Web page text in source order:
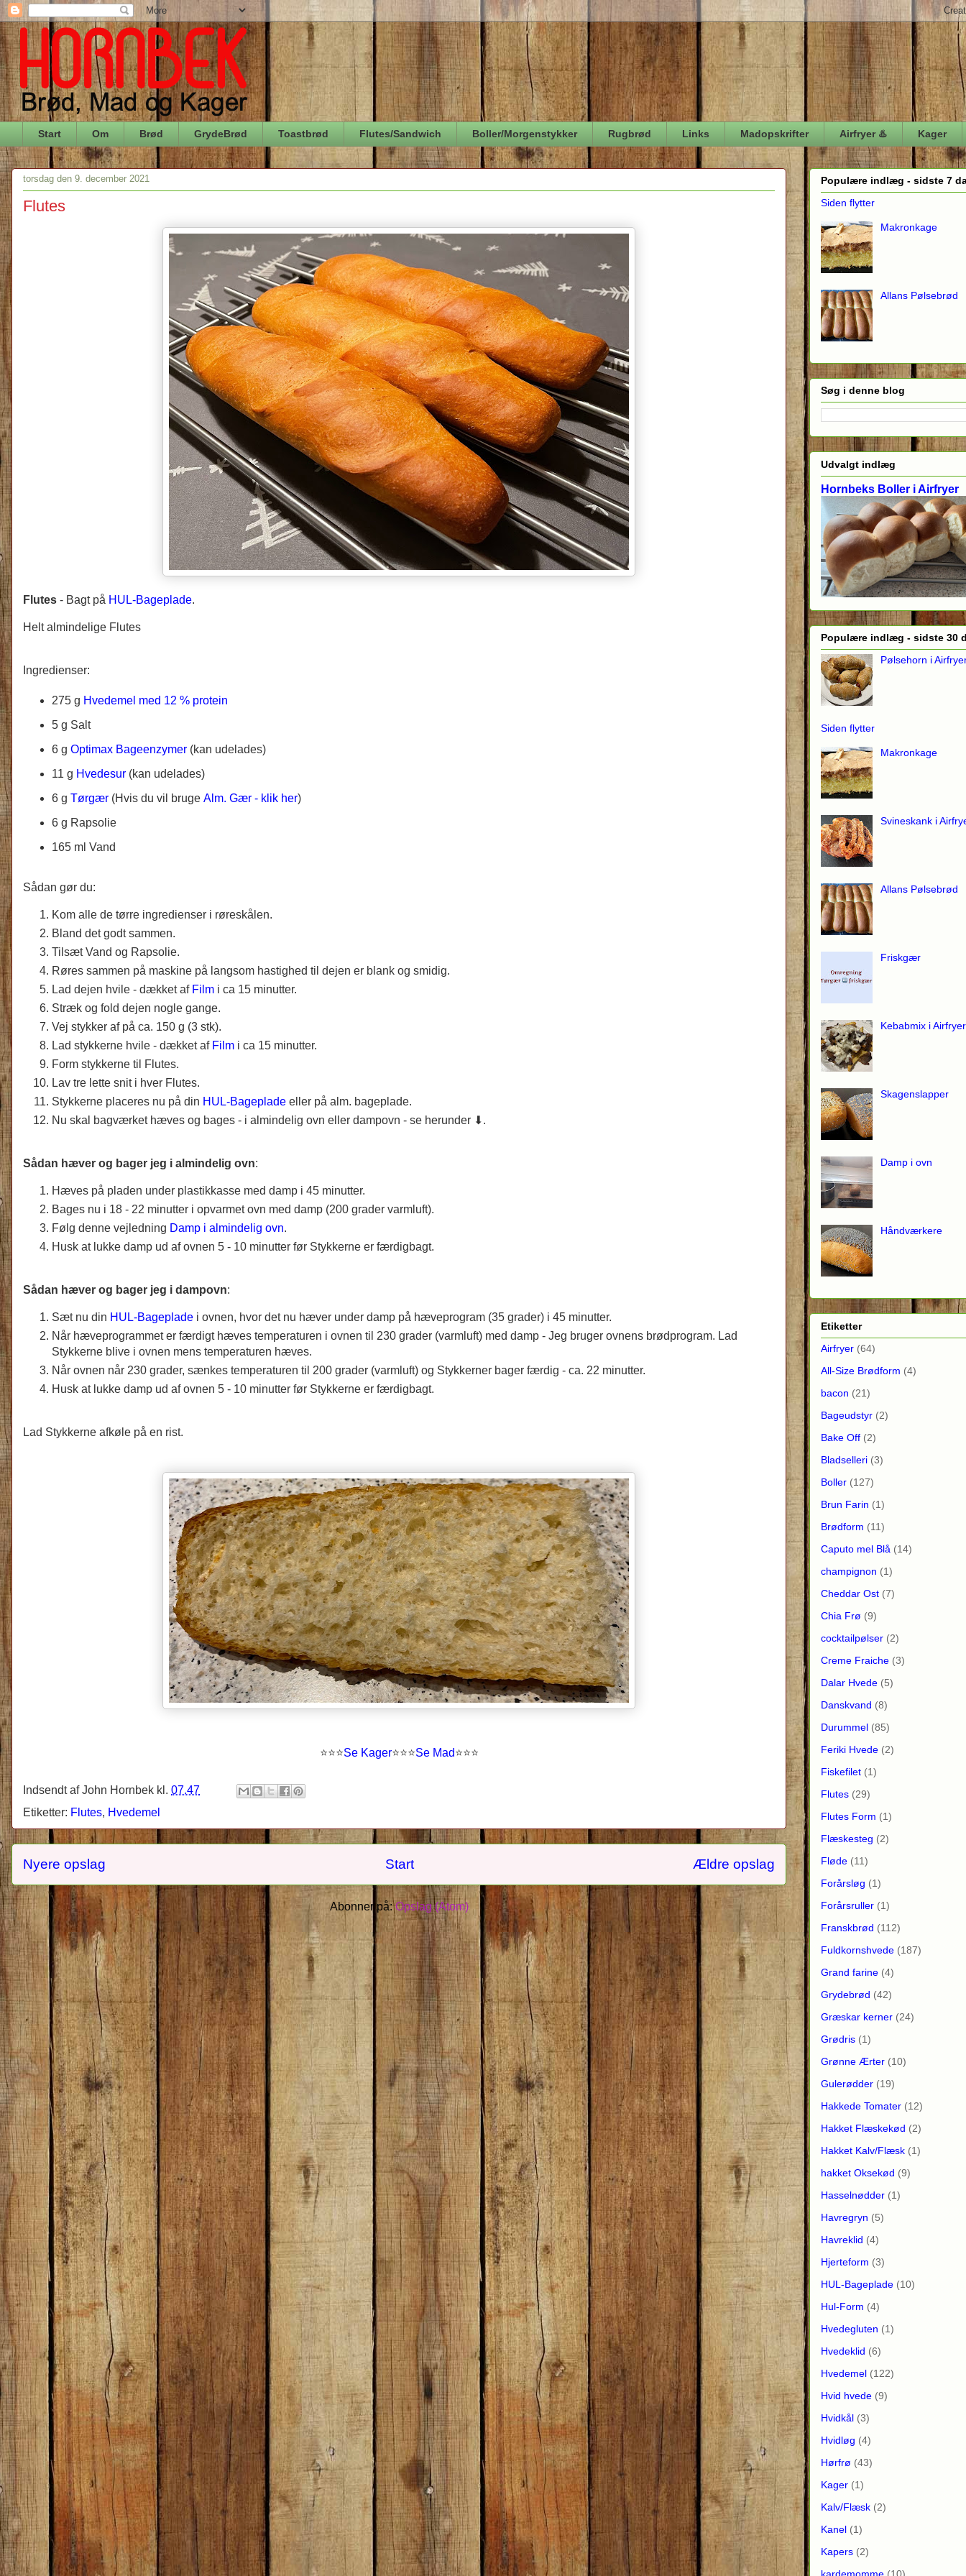
Start Om Brød GrydeBrød Toastbrød Flutes/Sandwich Boller/Morgenstykker Rugbrød Links Madopskrifter Airfryer ♨️ Kager
torsdag den 9. december 2021
Flutes
Flutes - Bagt på HUL-Bageplade.
Helt almindelige Flutes
Ingredienser:
275 g Hvedemel med 12 % protein
5 g Salt
6 g Optimax Bageenzymer (kan udelades)
11 g Hvedesur (kan udelades)
6 g Tørgær (Hvis du vil bruge Alm. Gær - klik her)
6 g Rapsolie
165 ml Vand
Sådan gør du:
Kom alle de tørre ingredienser i røreskålen.
Bland det godt sammen.
Tilsæt Vand og Rapsolie.
Røres sammen på maskine på langsom hastighed til dejen er blank og smidig.
Lad dejen hvile - dækket af Film i ca 15 minutter.
Stræk og fold dejen nogle gange.
Vej stykker af på ca. 150 g (3 stk).
Lad stykkerne hvile - dækket af Film i ca 15 minutter.
Form stykkerne til Flutes.
Lav tre lette snit i hver Flutes.
Stykkerne placeres nu på din HUL-Bageplade eller på alm. bageplade.
Nu skal bagværket hæves og bages - i almindelig ovn eller dampovn - se herunder ⬇.
Sådan hæver og bager jeg i almindelig ovn:
Hæves på pladen under plastikkasse med damp i 45 minutter.
Bages nu i 18 - 22 minutter i opvarmet ovn med damp (200 grader varmluft).
Følg denne vejledning Damp i almindelig ovn.
Husk at lukke damp ud af ovnen 5 - 10 minutter før Stykkerne er færdigbagt.
Sådan hæver og bager jeg i dampovn:
Sæt nu din HUL-Bageplade i ovnen, hvor det nu hæver under damp på hæveprogram (35 grader) i 45 minutter.
Når hæveprogrammet er færdigt hæves temperaturen i ovnen til 230 grader (varmluft) med damp - Jeg bruger ovnens brødprogram. Lad
Stykkerne blive i ovnen mens temperaturen hæves.
Når ovnen når 230 grader, sænkes temperaturen til 200 grader (varmluft) og Stykkerner bager færdig - ca. 22 minutter.
Husk at lukke damp ud af ovnen 5 - 10 minutter før Stykkerne er færdigbagt.
Lad Stykkerne afkøle på en rist.
⭐⭐⭐Se Kager⭐⭐⭐Se Mad⭐⭐⭐
Indsendt afJohn Hornbek kl. 07.47
Etiketter: Flutes, Hvedemel
Nyere opslag Ældre opslag
Start
Abonner på:Opslag (Atom)
Populære indlæg - sidste 7
Siden flytter
Makronkage
Allans Pølsebrød
Søg i denne blog
Udvalgt indlæg
Hornbeks Boller i Airfryer
Populære indlæg - sidste 30
Pølsehorn i
Siden flytter
Makronkage
Svineskank i
Allans Pølsebrød
Friskgær
Kebabmix i Airfryer
Skagenslapper
Damp i ovn
Håndværkere
Etiketter
Airfryer (64)
All-Size Brødform (4)
bacon (21)
Bageudstyr (2)
Bake Off (2)
Bladselleri (3)
Boller (127)
Brun Farin (1)
Brødform (11)
Caputo mel Blå (14)
champignon (1)
Cheddar Ost (7)
Chia Frø (9)
cocktailpølser (2)
Creme Fraiche (3)
Dalar Hvede (5)
Danskvand (8)
Durummel (85)
Feriki Hvede (2)
Fiskefilet (1)
Flutes (29)
Flutes Form (1)
Flæskesteg (2)
Fløde (11)
Forårsløg (1)
Forårsruller (1)
Franskbrød (112)
Fuldkornshvede (187)
Grand farine (4)
Grydebrød (42)
Græskar kerner (24)
Grødris (1)
Grønne Ærter (10)
Gulerødder (19)
Hakkede Tomater (12)
Hakket Flæskekød (2)
Hakket Kalv/Flæsk (1)
hakket Oksekød (9)
Hasselnødder (1)
Havregryn (5)
Havreklid (4)
Hjerteform (3)
HUL-Bageplade (10)
Hul-Form (4)
Hvedegluten (1)
Hvedeklid (6)
Hvedemel (122)
Hvid hvede (9)
Hvidkål (3)
Hvidløg (4)
Hørfrø (43)
Kager (1)
Kalv/Flæsk (2)
Kanel (1)
Kapers (2)
kardemomme (10)